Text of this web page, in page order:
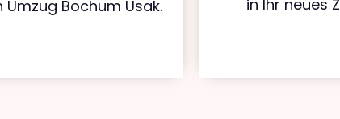
Umzug Bochum Usak.
in Ihr neues